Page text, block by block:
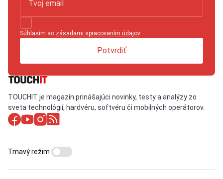
Súhlasím so zásadami spracovaním údajov.
Potvrdiť
TOUCHIT je magazín prinášajúci novinky, testy a analýzy zo
sveta technológií, hardvéru, softvéru či mobilných operátorov.
Tmavý režim